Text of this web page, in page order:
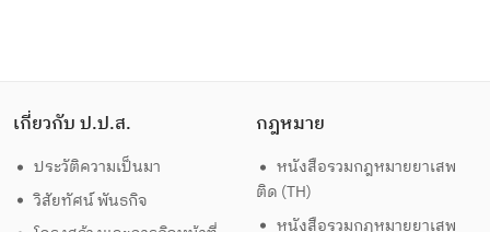
เกี่ยวกับ ป.ป.ส.
ประวัติความเป็นมา
วิสัยทัศน์ พันธกิจ
กฎหมาย
หนังสือรวมกฎหมายยาเสพ
ติด (TH)
หนังสือรวมกฎหมายยาเสพ